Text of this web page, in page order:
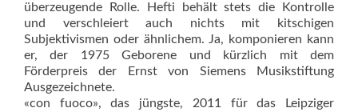
überzeugende Rolle. Hefti behält stets die Kontrolle
und verschleiert auch nichts mit kitschigen
Subjektivismen oder ähnlichem. Ja, komponieren kann
er, der 1975 Geborene und kürzlich mit dem
Förderpreis der Ernst von Siemens Musikstiftung
Ausgezeichnete.
«con fuoco», das jüngste, 2011 für das Leipziger